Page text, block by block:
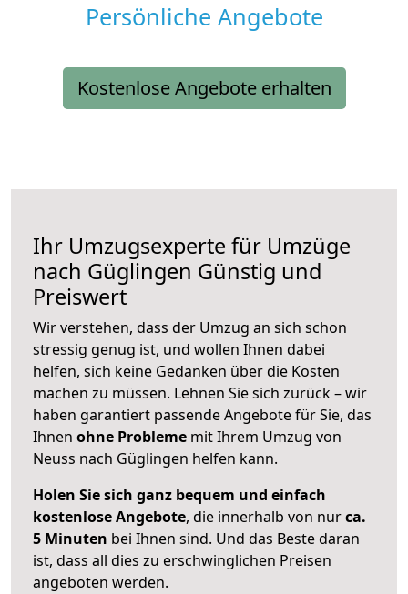
Persönliche Angebote
Kostenlose Angebote erhalten
Ihr Umzugsexperte für Umzüge
nach Güglingen Günstig und
Preiswert
Wir verstehen, dass der Umzug an sich schon
stressig genug ist, und wollen Ihnen dabei
helfen, sich keine Gedanken über die Kosten
machen zu müssen. Lehnen Sie sich zurück – wir
haben garantiert passende Angebote für Sie, das
Ihnen ohne Probleme mit Ihrem Umzug von
Neuss nach Güglingen helfen kann.
Holen Sie sich ganz bequem und einfach
kostenlose Angebote, die innerhalb von nurca.
5 Minuten bei Ihnen sind. Und das Beste daran
ist, dass all dies zu erschwinglichen Preisen
angeboten werden.